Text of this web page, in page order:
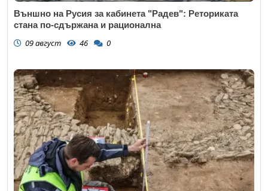
Външно на Русия за кабинета "Радев": Реториката
стана по-сдържана и рационална
09 август 46 0